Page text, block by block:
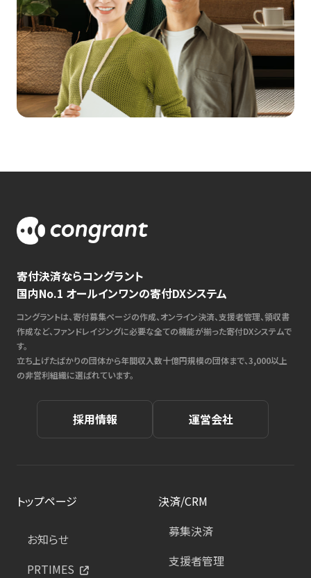
寄付決済ならコングラント
国内No.1 オールインワンの寄付DXシステム
コングラントは、寄付募集ページの作成、オンライン決済、支援者管理、領収書
作成など、ファンドレイジングに必要な全ての機能が揃った寄付DXシステムで
す。
立ち上げたばかりの団体から年間収入数十億円規模の団体まで、3,000以上
の非営利組織に選ばれています。
採用情報 運営会社
トップページ
お知らせ
PRTIMES
決済/CRM
募集決済
支援者管理